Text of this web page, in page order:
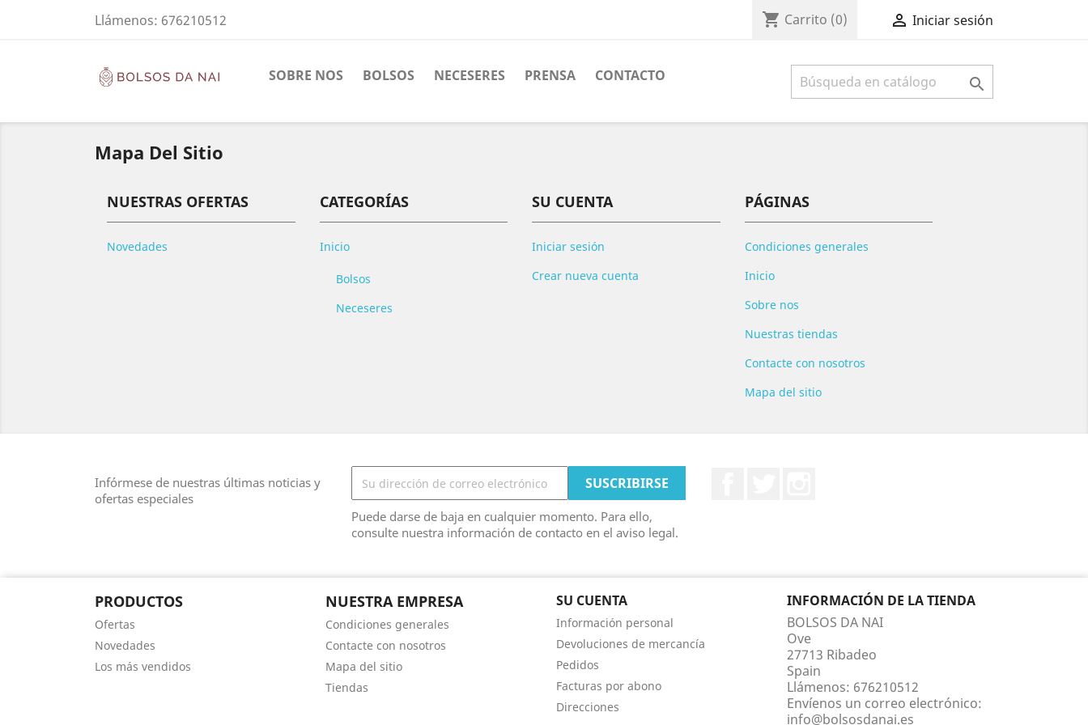
Llámenos: 676210512 shopping_cart Carrito (0)  Iniciar sesión
SOBRE NOS BOLSOS NECESERES PRENSA CONTACTO 
Mapa Del Sitio
NUESTRAS OFERTAS
Novedades
CATEGORÍAS
Inicio
Bolsos
Neceseres
SU CUENTA
Iniciar sesión
Crear nueva cuenta
PÁGINAS
Condiciones generales
Inicio
Sobre nos
Nuestras tiendas
Contacte con nosotros
Mapa del sitio
Infórmese de nuestras últimas noticias y
ofertas especiales
Puede darse de baja en cualquier momento. Para ello,
consulte nuestra información de contacto en el aviso legal.
PRODUCTOS
Ofertas
Novedades
Los más vendidos
NUESTRA EMPRESA
Condiciones generales
Contacte con nosotros
Mapa del sitio
Tiendas
SU CUENTA
Información personal
Devoluciones de mercancía
Pedidos
Facturas por abono
Direcciones
INFORMACIÓN DE LA TIENDA
BOLSOS DA NAI
Ove
27713 Ribadeo
Spain
Llámenos: 676210512
Envíenos un correo electrónico:
info@bolsosdanai.es